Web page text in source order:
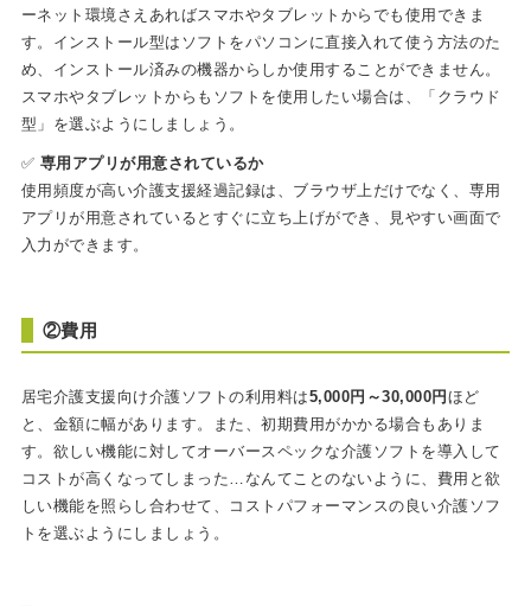
ーネット環境さえあればスマホやタブレットからでも使用できま
す。インストール型はソフトをパソコンに直接入れて使う方法のた
め、インストール済みの機器からしか使用することができません。
スマホやタブレットからもソフトを使用したい場合は、「クラウド
型」を選ぶようにしましょう。
✅ 専用アプリが用意されているか
使用頻度が高い介護支援経過記録は、ブラウザ上だけでなく、専用
アプリが用意されているとすぐに立ち上げができ、見やすい画面で
入力ができます。
②費用
居宅介護支援向け介護ソフトの利用料は5,000円～30,000円ほど
と、金額に幅があります。また、初期費用がかかる場合もありま
す。欲しい機能に対してオーバースペックな介護ソフトを導入して
コストが高くなってしまった…なんてことのないように、費用と欲
しい機能を照らし合わせて、コストパフォーマンスの良い介護ソフ
トを選ぶようにしましょう。